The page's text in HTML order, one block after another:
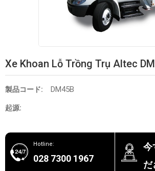
Xe Khoan Lỗ Trồng Trụ Altec
製品コード: DM45B
起源:
Hotline:
028 7300 1967
今
だ